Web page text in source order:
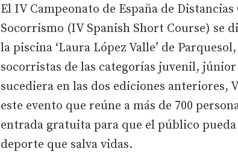
El IV Campeonato de España de
Socorrismo (IV Spanish Short Course) se
la piscina ‘Laura López Valle’ de
socorristas de las categorías juvenil,
sucediera en las dos ediciones anteriores,
este evento que reúne a más de 700
entrada gratuita para que el público
deporte que salva vidas.